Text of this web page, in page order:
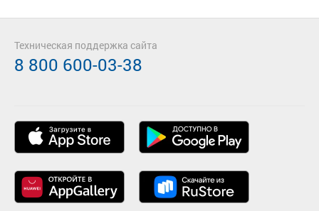
Техническая поддержка сайта
8 800 600-03-38